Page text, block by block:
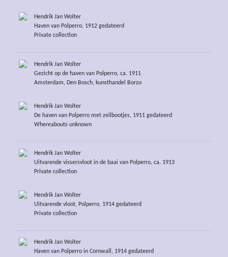
Hendrik Jan Wolter
Haven van Polperro, 1912 gedateerd
Private collection
Hendrik Jan Wolter
Gezicht op de haven van Polperro, ca. 1911
Amsterdam, Den Bosch, kunsthandel Borzo
Hendrik Jan Wolter
De haven van Polperro met zeilbootjes, 1911 gedateerd
Whereabouts unknown
Hendrik Jan Wolter
Uitvarende vissersvloot in de baai van Polperro, ca. 1913
Private collection
Hendrik Jan Wolter
Uitvarende vloot, Polperro, 1914 gedateerd
Private collection
Hendrik Jan Wolter
Haven van Polperro in Cornwall, 1914 gedateerd